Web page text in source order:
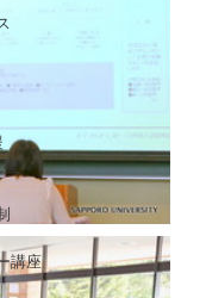
援
講座